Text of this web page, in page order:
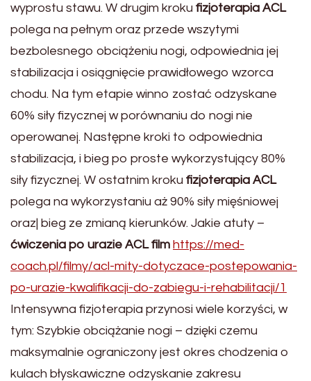
wyprostu stawu. W drugim kroku fizjoterapia ACL
polega na pełnym oraz przede wszytymi
bezbolesnego obciążeniu nogi, odpowiednia jej
stabilizacja i osiągnięcie prawidłowego wzorca
chodu. Na tym etapie winno zostać odzyskane
60% siły fizycznej w porównaniu do nogi nie
operowanej. Następne kroki to odpowiednia
stabilizacja, i bieg po proste wykorzystujący 80%
siły fizycznej. W ostatnim kroku fizjoterapia ACL
polega na wykorzystaniu aż 90% siły mięśniowej
oraz| bieg ze zmianą kierunków. Jakie atuty –
ćwiczenia po urazie ACL film https://med-
coach.pl/filmy/acl-mity-dotyczace-postepowania-
po-urazie-kwalifikacji-do-zabiegu-i-rehabilitacji/1
Intensywna fizjoterapia przynosi wiele korzyści, w
tym: Szybkie obciążanie nogi – dzięki czemu
maksymalnie ograniczony jest okres chodzenia o
kulach błyskawiczne odzyskanie zakresu